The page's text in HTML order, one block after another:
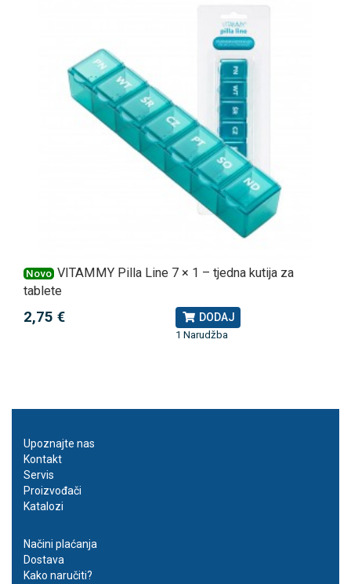
Novo VITAMMY Pilla Line 7 × 1 – tjedna kutija za
tablete
2,75 € DODAJ
1 Narudžba
Upoznajte nas
Kontakt
Servis
Proizvođači
Katalozi
Načini plaćanja
Dostava
Kako naručiti?